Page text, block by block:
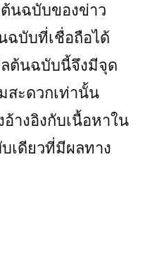
นฉบับของข่าว
บับที่เชื่อถือได้
ลต้นฉบับนี้จึงมีจุด
สะดวกเท่านั้น
างอิงกับเนื้อหาใน
เดียวที่มีผลทาง